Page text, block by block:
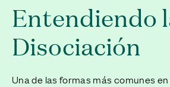
Entendiendo
Disociación
Una de las formas más comunes